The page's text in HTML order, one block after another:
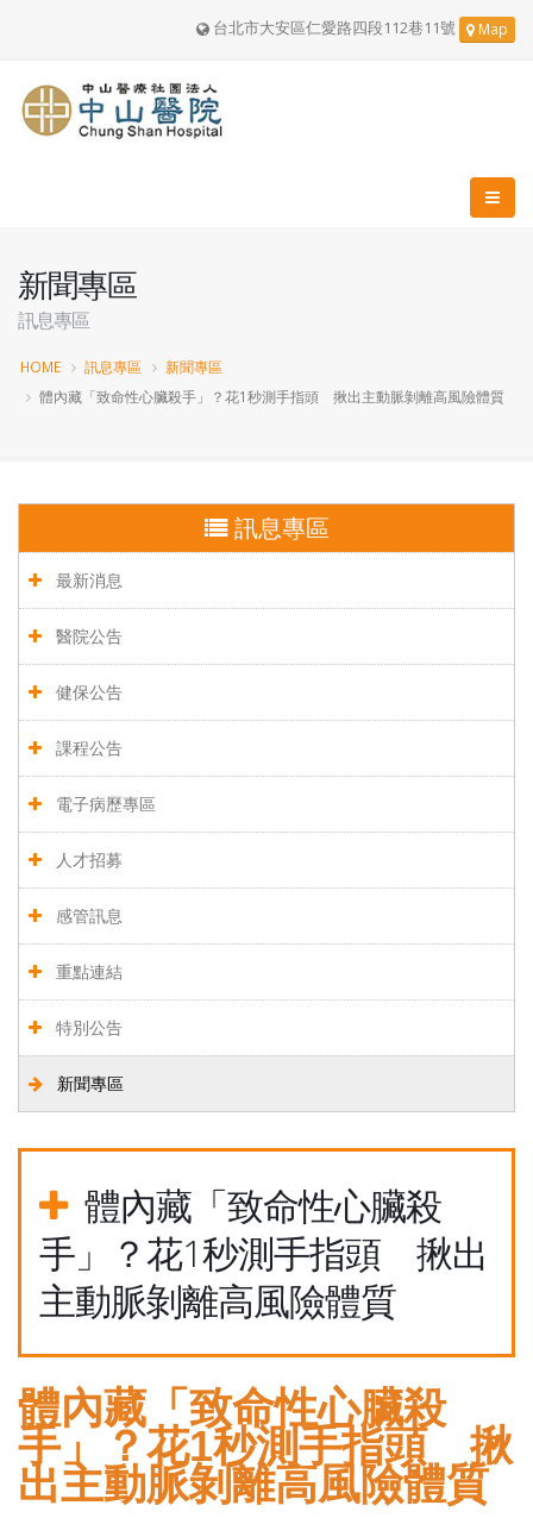
台北市大安區仁愛路四段112巷11號 Map
新聞專區
訊息專區
HOME 訊息專區
新聞專區
體內藏「致命性心臟殺手」？花1秒測手指頭 揪出主動脈剝離高風險體質
訊息專區
最新消息
醫院公告
健保公告
課程公告
電子病歷專區
人才招募
感管訊息
重點連結
特別公告
新聞專區
體內藏「致命性心臟殺
手」？花1秒測手指頭 揪出
主動脈剝離高風險體質
體內藏「致命性心臟殺
手」？花1秒測手指頭 揪
出主動脈剝離高風險體質